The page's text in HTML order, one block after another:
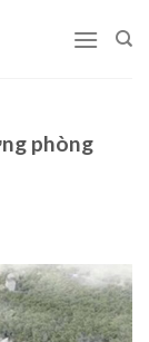
phòng